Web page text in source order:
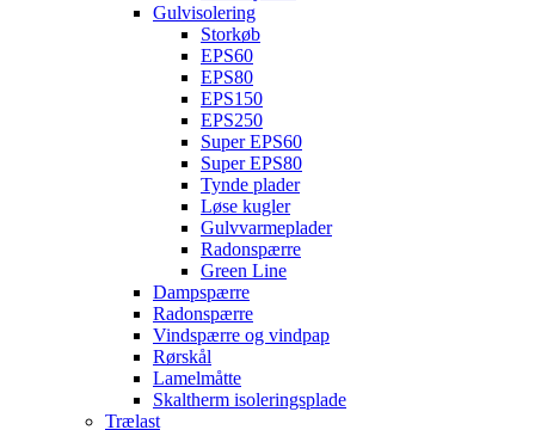
Gulvisolering
Storkøb
EPS60
EPS80
EPS150
EPS250
Super EPS60
Super EPS80
Tynde plader
Løse kugler
Gulvvarmeplader
Radonspærre
Green Line
Dampspærre
Radonspærre
Vindspærre og vindpap
Rørskål
Lamelmåtte
Skaltherm isoleringsplade
Trælast